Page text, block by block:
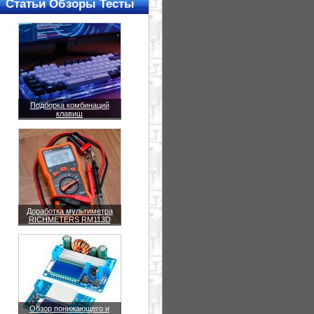
Статьи Обзоры Тесты
Подборка комбинаций
клавиш
Доработка мультиметра
RICHMETERS RM113D
Обзор понижающего и